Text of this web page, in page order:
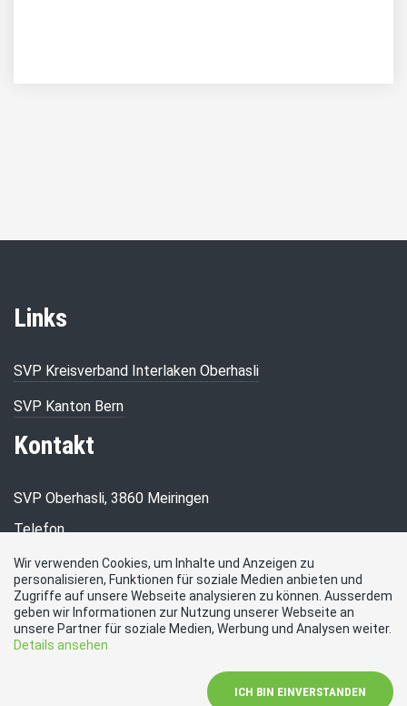
Links
SVP Kreisverband Interlaken Oberhasli
SVP Kanton Bern
Kontakt
SVP Oberhasli, 3860 Meiringen
Telefon
E-Mail
info.jellikohler@bluewin.ch
Social Media
Wir verwenden Cookies, um Inhalte und Anzeigen zu
personalisieren, Funktionen für soziale Medien anbieten und
Zugriffe auf unsere Webseite analysieren zu können. Ausserdem
geben wir Informationen zur Nutzung unserer Webseite an
unsere Partner für soziale Medien, Werbung und Analysen weiter.
Details ansehen
ICH BIN EINVERSTANDEN